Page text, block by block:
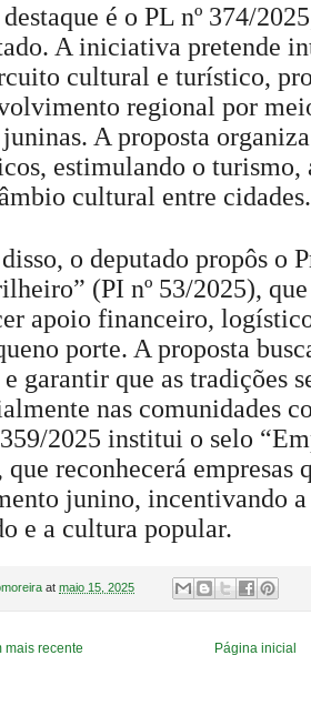
é o PL nº 374/
A iniciativa pretende
cultural e turístico,
regional por
A proposta
estimulando o turismo,
cultural entre cidades.
o deputado propôs o
(PI nº 53/2025),
apoio financeiro,
porte. A proposta
garantir que as tradições
nas comunidades
2025 institui o selo
que reconhecerá empresas
junino, incentivando
e a cultura popular.
at maio 15, 2025
mais recente Página inicial